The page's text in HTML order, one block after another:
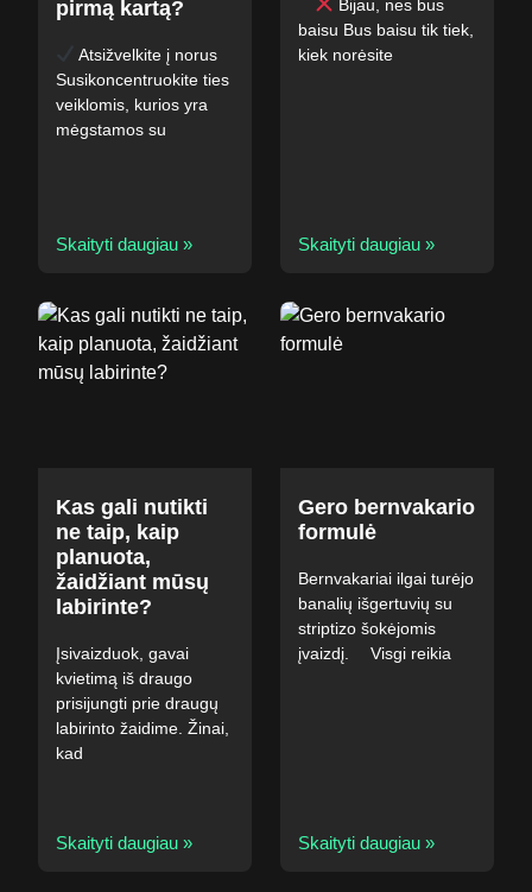
pirmą kartą?
Atsižvelkite į norus ⠀
Susikoncentruokite ties
veiklomis, kurios yra
mėgstamos su
Skaityti daugiau »
Bijau, nes bus
baisu Bus baisu tik tiek,
kiek norėsite
Skaityti daugiau »
Kas gali nutikti
ne taip, kaip
planuota,
žaidžiant mūsų
labirinte?
Įsivaizduok, gavai
kvietimą iš draugo
prisijungti prie draugų
labirinto žaidime. Žinai,
kad
Skaityti daugiau »
Gero bernvakario
formulė
Bernvakariai ilgai turėjo
banalių išgertuvių su
striptizo šokėjomis
įvaizdį. ⠀ Visgi reikia
Skaityti daugiau »